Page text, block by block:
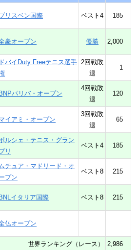
リスベン国際 ベスト4 185
豪オープン 優勝 2,000
ドバイDuty Freeテニス選手 2回戦敗
退
1
BNPパリバ・オープン
4回戦敗
退
120
イアミ・オープン
3回戦敗
退
65
ルシェ・テニス・グラン
リ
ベスト4 185
チュア・マドリード・オ
プン
ベスト8 215
BNLイタリア国際 ベスト8 215
仏オープン
世界ランキング（レース） 2,986